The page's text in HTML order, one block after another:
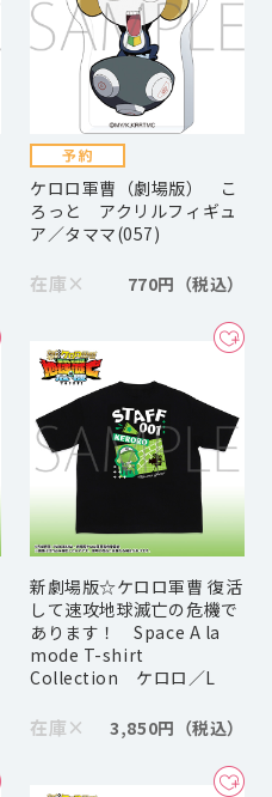
ケロロ軍曹（劇場版） こ
ろっと アクリルフィギュ
ア／タママ(057)
在庫× 770円
新劇場版☆ケロロ軍曹 復活
して速攻地球滅亡の危機で
あります！ Space A la
mode T-shirt
Collection ケロロ／L
在庫× 3,850円